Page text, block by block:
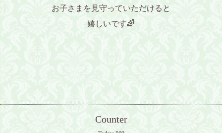
お子さまを見守っていただけると
嬉しいです🌈
Counter